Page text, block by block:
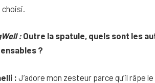
choisi.
: Outre la spatule, quels sont les
?
:J’adore mon zesteur parce qu’il râpe